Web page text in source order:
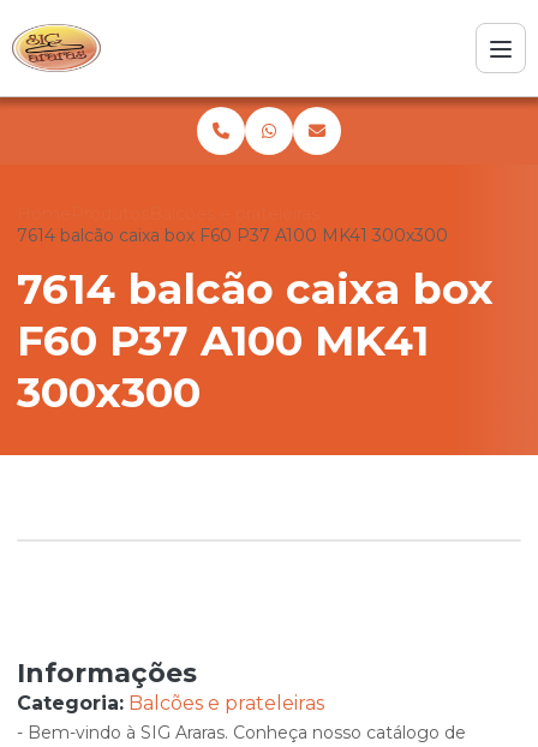
7614 balcão caixa box F60 P37 A100 MK41 300x300
7614 balcão caixa box
F60 P37 A100 MK41
300x300
Informações
Categoria: Balcões e prateleiras
- Bem-vindo à SIG Araras. Conheça nosso catálogo de